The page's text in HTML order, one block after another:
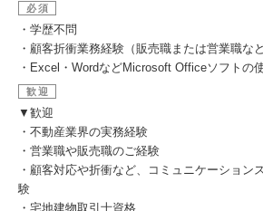
必須
・学歴不問
・顧客折衝業務経験（販売職または営業職など
・Excel・WordなどMicrosoft Officeソフトの
歓迎
▼歓迎
・不動産業界の実務経験
・営業職や販売職のご経験
・顧客対応や折衝など、コミュニケーション
験
・宅地建物取引士資格